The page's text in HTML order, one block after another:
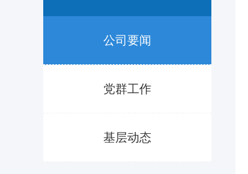
公司要闻
党群工作
基层动态